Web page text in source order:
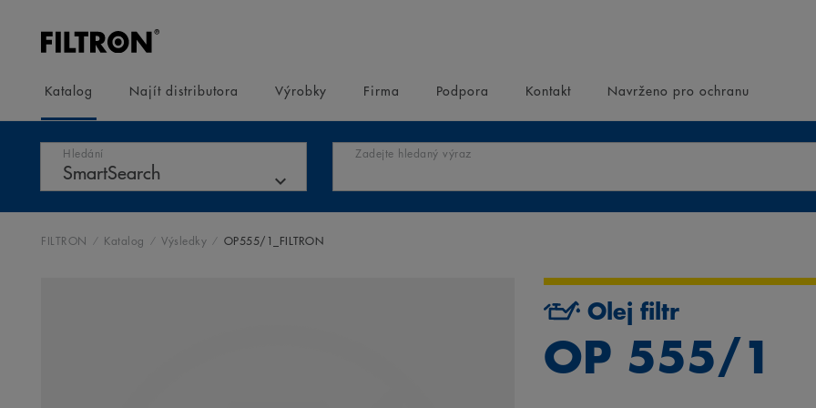
Katalog Najít distributora Výrobky Firma Podpora Kontakt Navrženo pro ochranu
Hledání Zadejte hledaný výraz
FILTRON Katalog Výsledky OP555/1_FILTRON
Olej filtr
OP 555/1